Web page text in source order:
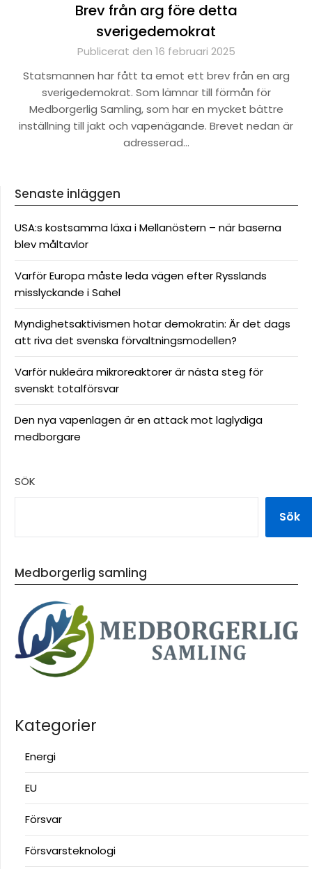
Brev från arg före detta
sverigedemokrat
Publicerat den 16 februari 2025
Statsmannen har fått ta emot ett brev från en arg
sverigedemokrat. Som lämnar till förmån för
Medborgerlig Samling, som har en mycket bättre
inställning till jakt och vapenägande. Brevet nedan är
adresserad…
Senaste inläggen
USA:s kostsamma läxa i Mellanöstern – när baserna
blev måltavlor
Varför Europa måste leda vägen efter Rysslands
misslyckande i Sahel
Myndighetsaktivismen hotar demokratin: Är det dags
att riva det svenska förvaltningsmodellen?
Varför nukleära mikroreaktorer är nästa steg för
svenskt totalförsvar
Den nya vapenlagen är en attack mot laglydiga
medborgare
SÖK
Sök
Medborgerlig samling
Kategorier
Energi
EU
Försvar
Försvarsteknologi